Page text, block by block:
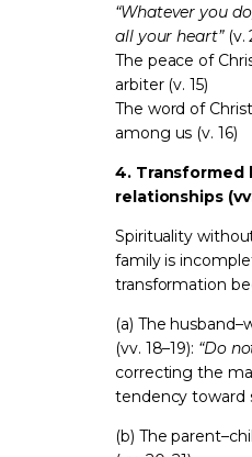
“Whatever you
all your heart”(v.
The peace of
arbiter (v. 15)
The word of
among us (v. 16)
4. Transformed
relationships
Spirituality
family is
transformation
(a) The
(vv. 18–19): “Do
correcting the
tendency toward
(b) The